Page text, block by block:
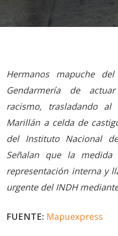
Hermanos mapuche
Gendarmería de
racismo, trasladando al
Marillán a celda de
del Instituto Nacional
Señalan que la medida
representación interna y
urgente del INDH
FUENTE: Mapuexpress